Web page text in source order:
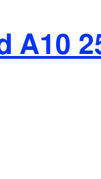
A10